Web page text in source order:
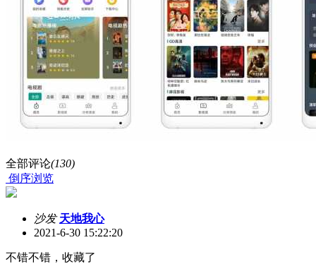
全部评论(130)
倒序浏览
沙发 天地我心
2021-6-30 15:22:20
不错不错，收藏了